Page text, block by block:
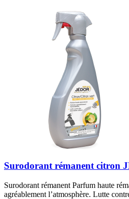
Surodorant rémanent citron
Surodorant rémanent Parfum haute
agréablement l’atmosphère. Lutte